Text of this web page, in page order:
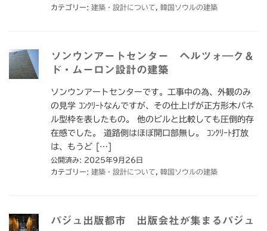
カテゴリー: 建築・設計について 韓国ソウルの建築
ソンウンアートセンター ヘルツォ―ク＆
ド・ムーロン設計の建築
ソンウンアートセンターです。工事中の為、外観のみ
の見学 ｺﾝｸﾘｰﾄなんですが、その仕上げが正方形木パネ
ル型枠を表したもの。 他のビルと比較しても圧倒的存
在感でした。 道路側はほぼ開口部無し。 ｺﾝｸﾘｰﾄ打放
は、もうど […]
公開済み: 2025年9月26日
カテゴリー: 建築・設計について 韓国ソウルの建築
パジュ出版都市 出版会社が集まるパジュ